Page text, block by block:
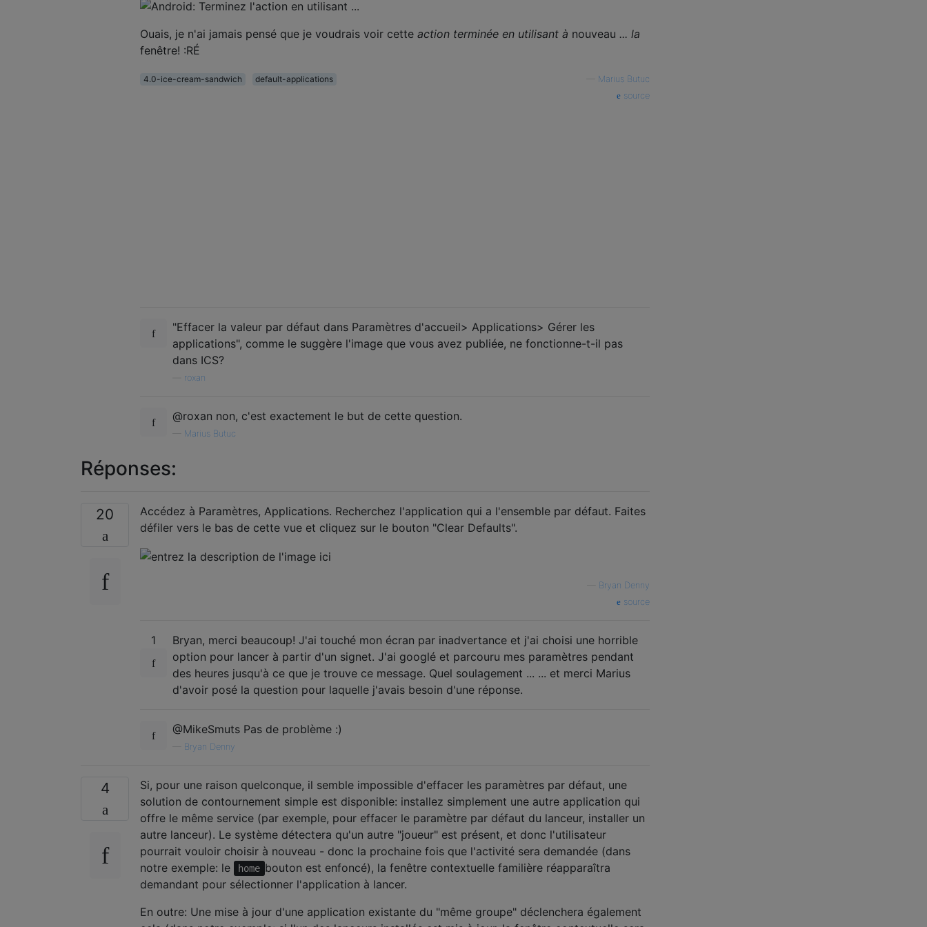
Ouais, je n'ai jamais pensé que je voudrais voir cette action terminée en utilisant à nouveau ... la
fenêtre! :RÉ
4.0-ice-cream-sandwich default-applications
Marius Butuc
source
"Effacer la valeur par défaut dans Paramètres d'accueil> Applications> Gérer les
applications", comme le suggère l'image que vous avez publiée, ne fonctionne-t-il pas
dans ICS?
roxan
@roxan non, c'est exactement le but de cette question.
Marius Butuc
Réponses:
20
Accédez à Paramètres, Applications. Recherchez l'application qui a l'ensemble par défaut. Faites
défiler vers le bas de cette vue et cliquez sur le bouton "Clear Defaults".
Bryan Denny
source
1
Bryan, merci beaucoup! J'ai touché mon écran par inadvertance et j'ai choisi une horrible
option pour lancer à partir d'un signet. J'ai googlé et parcouru mes paramètres pendant
des heures jusqu'à ce que je trouve ce message. Quel soulagement ... ... et merci Marius
d'avoir posé la question pour laquelle j'avais besoin d'une réponse.
@MikeSmuts Pas de problème :)
Bryan Denny
4
Si, pour une raison quelconque, il semble impossible d'effacer les paramètres par défaut, une
solution de contournement simple est disponible: installez simplement une autre application qui
offre le même service (par exemple, pour effacer le paramètre par défaut du lanceur, installer un
autre lanceur). Le système détectera qu'un autre "joueur" est présent, et donc l'utilisateur
pourrait vouloir choisir à nouveau - donc la prochaine fois que l'activité sera demandée (dans
notre exemple: le
home bouton est enfoncé), la fenêtre contextuelle familière réapparaîtra
demandant pour sélectionner l'application à lancer.
En outre: Une mise à jour d'une application existante du "même groupe" déclenchera également